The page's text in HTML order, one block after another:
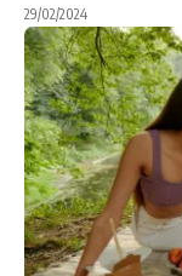
29/02/2024